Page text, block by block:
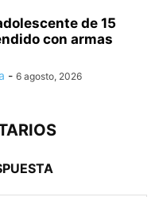
de 15
con armas
- 6 agosto, 2026